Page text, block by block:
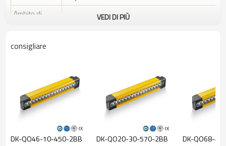
Ambito di
Ambiente industriale standard
Caratteristiche
Controlla la
precisione
28 mm
Numero di
Altezza di
VEDI DI PIÙ
consigliare
DK-QO46-10-450-2BB
DK-QO20-30-570-2BB
DK-QO68-